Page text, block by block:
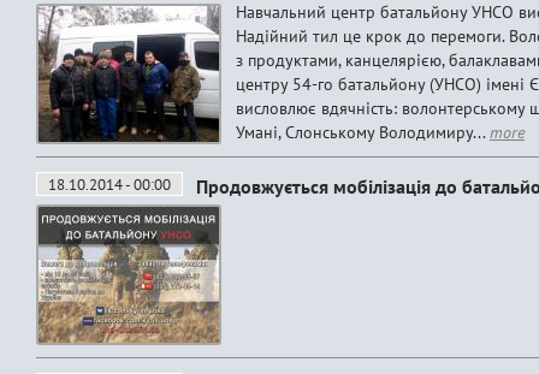
Навчальний центр батальйону УНСО
Надійний тил це крок до перемоги.
з продуктами, канцелярією,
центру 54-го батальйону (УНСО) імені
висловлює вдячність:
Умані, Слонському Володимиру...more
18.10.2014 - 00:00 Продовжується мобілізація до